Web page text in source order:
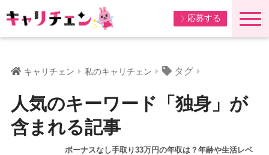
応募する
キャリチェン 私のキャリチェン タグ
人気のキーワード「独身」が
含まれる記事
ボーナスなし手取り33万円の年収は？年齢や生活レベ